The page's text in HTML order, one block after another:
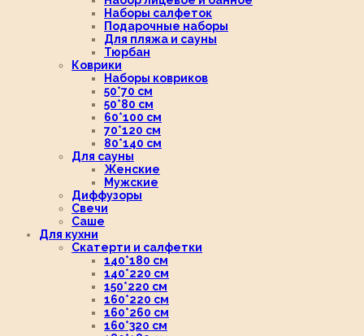
Наборы салфеток
Подарочные наборы
Для пляжа и сауны
Тюрбан
Коврики
Наборы ковриков
50*70 см
50*80 см
60*100 см
70*120 см
80*140 см
Для сауны
Женские
Мужские
Диффузоры
Свечи
Саше
Для кухни
Скатерти и салфетки
140*180 см
140*220 см
150*220 см
160*220 см
160*260 см
160*320 см